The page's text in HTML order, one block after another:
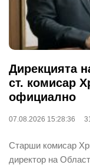
Дирекцията
ст. комисар
официално
07.08.2026 15:28:36
Старши комисар
директор на